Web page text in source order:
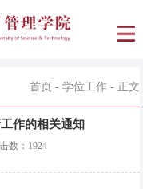
首页 - 学位工作- 正文
作的相关通知
数： 1924